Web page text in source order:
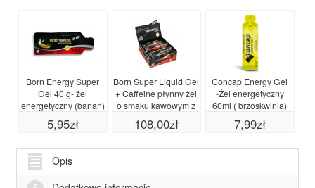
Born Energy Super
Gel 40 g- żel
energetyczny (banan)
data waż. 11.26
5,95zł
Born Super Liquid Gel
+ Caffeine płynny żel
o smaku kawowym z
kofeiną- 12 x 55 ml
108,00zł
Concap Energy Gel
-Żel energetyczny
60ml ( brzoskwinia)
7,99zł
Opis